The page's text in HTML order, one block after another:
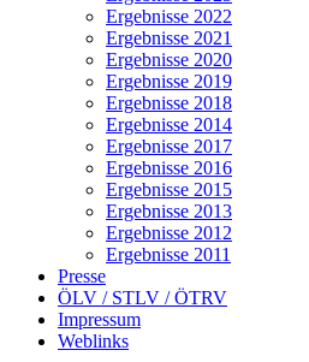
Ergebnisse 2022
Ergebnisse 2021
Ergebnisse 2020
Ergebnisse 2019
Ergebnisse 2018
Ergebnisse 2014
Ergebnisse 2017
Ergebnisse 2016
Ergebnisse 2015
Ergebnisse 2013
Ergebnisse 2012
Ergebnisse 2011
Presse
ÖLV / STLV / ÖTRV
Impressum
Weblinks